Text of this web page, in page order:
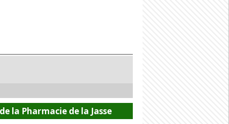
la Pharmacie de la Jasse